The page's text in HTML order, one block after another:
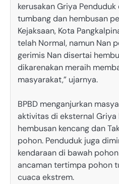
kerusakan Griya
tumbang dan hembusan
Kejaksaan, Kota
telah Normal, namun Nan
gerimis Nan disertai
dikarenakan meraih
masyarakat,” ujarnya.
BPBD menganjurkan
aktivitas di eksternal
hembusan kencang dan
pohon. Penduduk juga
kendaraan di bawah
ancaman tertimpa pohon
cuaca ekstrem.